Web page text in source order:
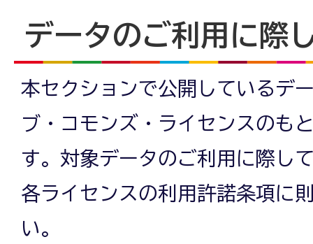
データのご利用に際
本セクションで公開しているデ
ブ・コモンズ・ライセンスのも
す。対象データのご利用に際し
各ライセンスの利用許諾条項に
い。